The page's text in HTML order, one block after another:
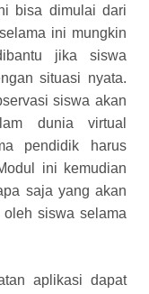
bisa dimulai dari
ini mungkin
jika siswa
situasi nyata.
siswa akan
dunia virtual
pendidik harus
ini kemudian
saja yang akan
siswa selama
aplikasi dapat